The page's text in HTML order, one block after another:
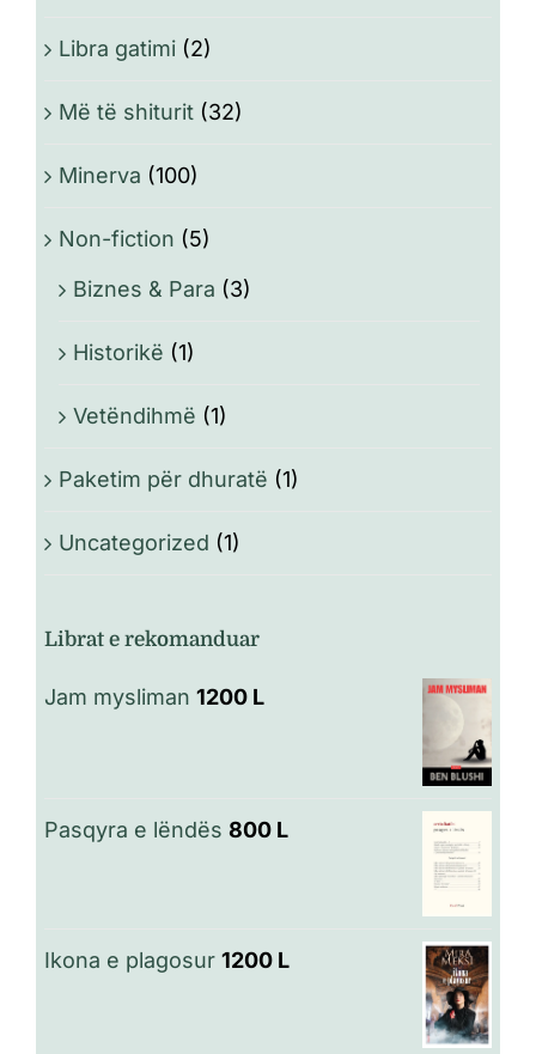
Libra gatimi (2)
Më të shiturit (32)
Minerva (100)
Non-fiction (5)
Biznes & Para (3)
Historikë (1)
Vetëndihmë (1)
Paketim për dhuratë (1)
Uncategorized (1)
Librat e rekomanduar
Jam mysliman 1200 L
Pasqyra e lëndës 800 L
Ikona e plagosur 1200 L